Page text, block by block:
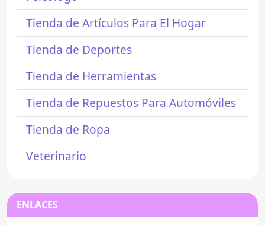
Tienda de Artículos Para El Hogar
Tienda de Deportes
Tienda de Herramientas
Tienda de Repuestos Para Automóviles
Tienda de Ropa
Veterinario
ENLACES